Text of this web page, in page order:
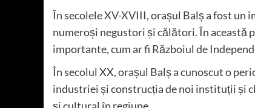
În secolele XV-XVIII, orașul Balș a fost
numeroși negustori și călători. În
importante, cum ar fi Războiul de
În secolul XX, orașul Balș a cunoscut o
industriei și construcția de noi instituții și